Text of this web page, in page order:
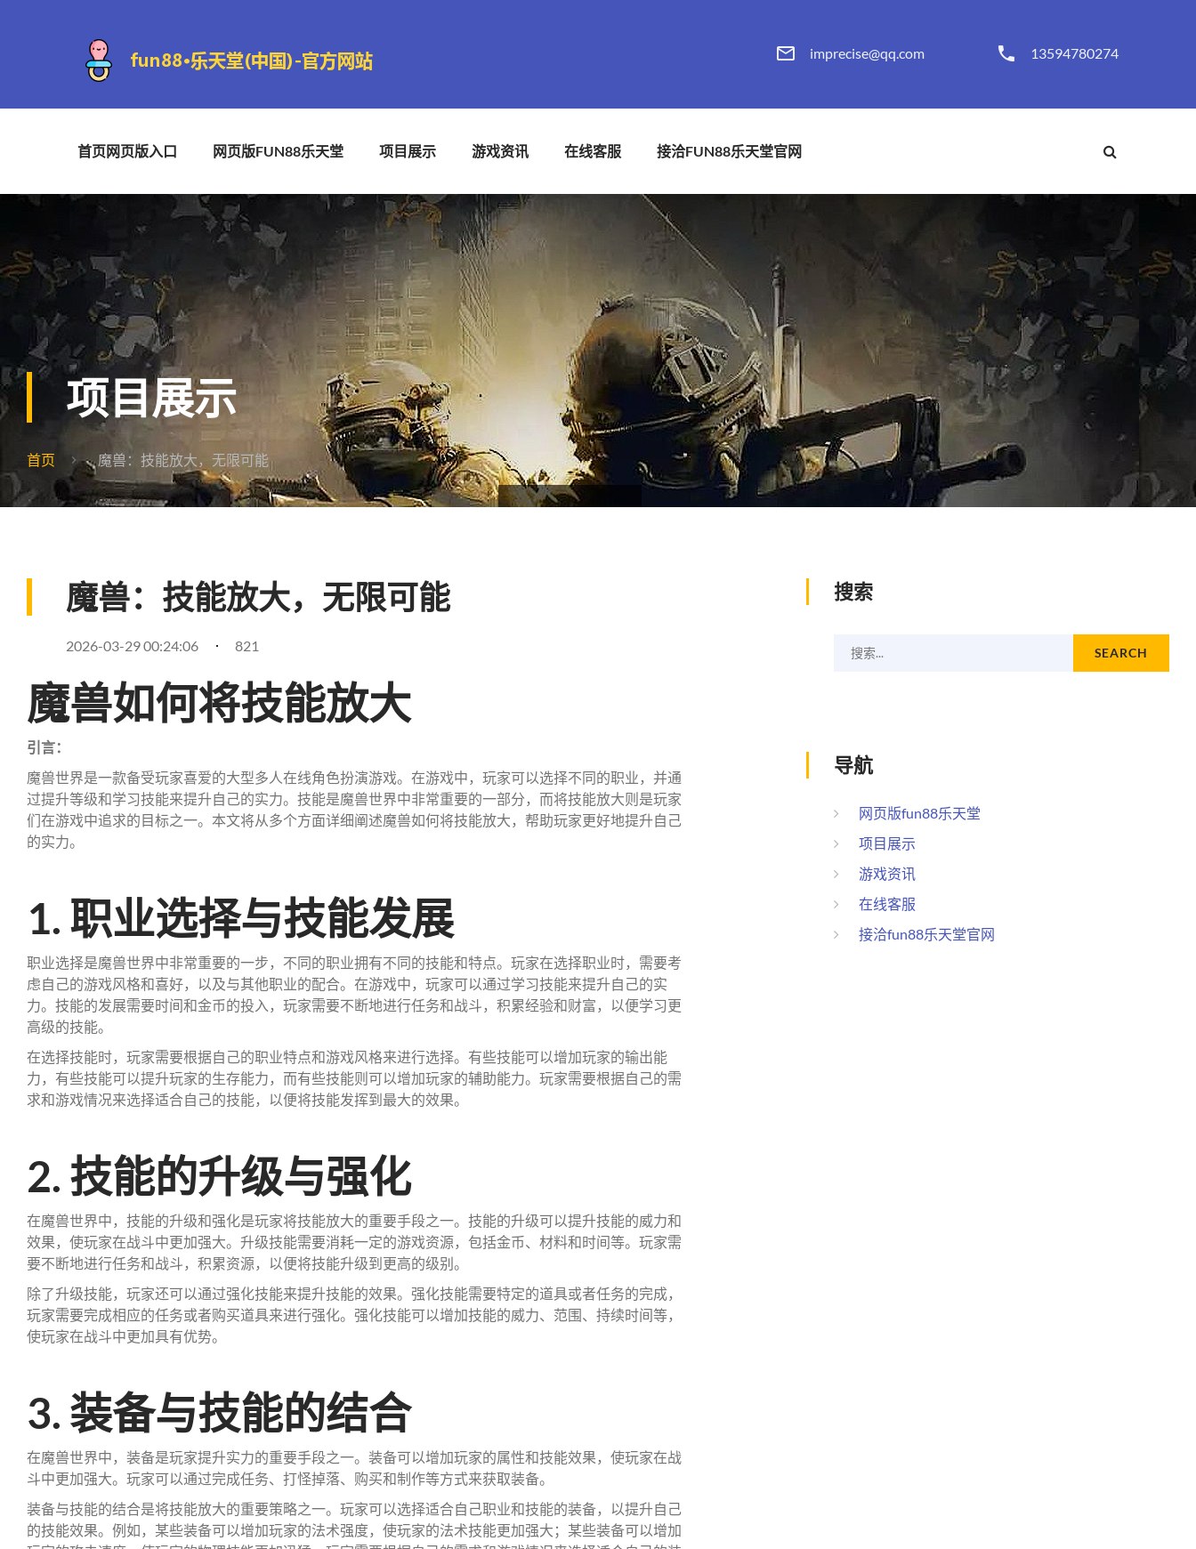
imprecise@qq.com 13594780274
首页网页版入口 网页版FUN88乐天堂 项目展示 游戏资讯 在线客服 接洽FUN88乐天堂官网
项目展示
首页 魔兽：技能放大，无限可能
魔兽：技能放大，无限可能
2026-03-29 00:24:06 821
魔兽如何将技能放大
引言：
魔兽世界是一款备受玩家喜爱的大型多人在线角色扮演游戏。在游戏中，玩家可以选择不同的职业，并通
过提升等级和学习技能来提升自己的实力。技能是魔兽世界中非常重要的一部分，而将技能放大则是玩家
们在游戏中追求的目标之一。本文将从多个方面详细阐述魔兽如何将技能放大，帮助玩家更好地提升自己
的实力。
1. 职业选择与技能发展
职业选择是魔兽世界中非常重要的一步，不同的职业拥有不同的技能和特点。玩家在选择职业时，需要考
虑自己的游戏风格和喜好，以及与其他职业的配合。在游戏中，玩家可以通过学习技能来提升自己的实
力。技能的发展需要时间和金币的投入，玩家需要不断地进行任务和战斗，积累经验和财富，以便学习更
高级的技能。
在选择技能时，玩家需要根据自己的职业特点和游戏风格来进行选择。有些技能可以增加玩家的输出能
力，有些技能可以提升玩家的生存能力，而有些技能则可以增加玩家的辅助能力。玩家需要根据自己的需
求和游戏情况来选择适合自己的技能，以便将技能发挥到最大的效果。
2. 技能的升级与强化
在魔兽世界中，技能的升级和强化是玩家将技能放大的重要手段之一。技能的升级可以提升技能的威力和
效果，使玩家在战斗中更加强大。升级技能需要消耗一定的游戏资源，包括金币、材料和时间等。玩家需
要不断地进行任务和战斗，积累资源，以便将技能升级到更高的级别。
除了升级技能，玩家还可以通过强化技能来提升技能的效果。强化技能需要特定的道具或者任务的完成，
玩家需要完成相应的任务或者购买道具来进行强化。强化技能可以增加技能的威力、范围、持续时间等，
使玩家在战斗中更加具有优势。
3. 装备与技能的结合
在魔兽世界中，装备是玩家提升实力的重要手段之一。装备可以增加玩家的属性和技能效果，使玩家在战
斗中更加强大。玩家可以通过完成任务、打怪掉落、购买和制作等方式来获取装备。
装备与技能的结合是将技能放大的重要策略之一。玩家可以选择适合自己职业和技能的装备，以提升自己
的技能效果。例如，某些装备可以增加玩家的法术强度，使玩家的法术技能更加强大；某些装备可以增加
搜索
搜索... SEARCH
导航
网页版fun88乐天堂
项目展示
游戏资讯
在线客服
接洽fun88乐天堂官网